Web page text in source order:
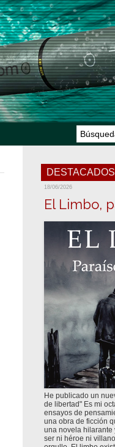
DESTACADOS
18/06/2026
El Limbo,
He publicado un
de libertad" Es mi
ensayos de
una obra de ficción
una novela hilarante
ser ni héroe ni